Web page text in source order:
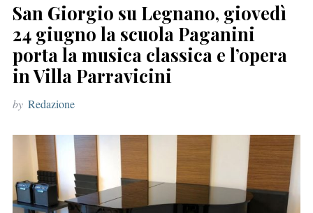
c
h
f
o
r
:
San Giorgio su Legnano, giovedì
24 giugno la scuola Paganini
porta la musica classica e l’opera
in Villa Parravicini
by Redazione